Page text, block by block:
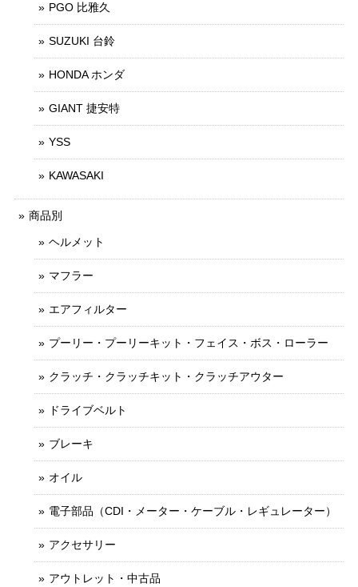
PGO 比雅久
SUZUKI 台鈴
HONDA ホンダ
GIANT 捷安特
YSS
KAWASAKI
商品別
ヘルメット
マフラー
エアフィルター
プーリー・プーリーキット・フェイス・ボス・ローラー
クラッチ・クラッチキット・クラッチアウター
ドライブベルト
ブレーキ
オイル
電子部品（CDI・メーター・ケーブル・レギュレーター）
アクセサリー
アウトレット・中古品